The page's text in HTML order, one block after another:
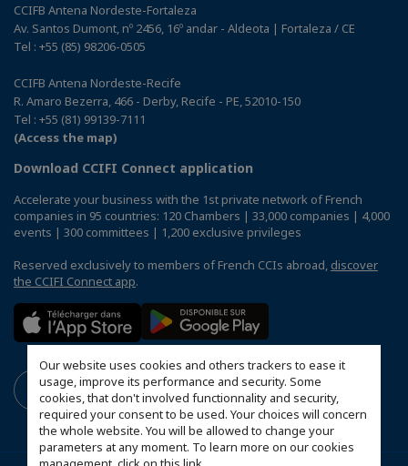
Our website uses cookies and others trackers to ease it
usage, improve its performance and security. Some
cookies, that don't involved functionnality and security,
required your consent to be used. Your choices will concern
the whole website. You will be allowed to change your
parameters at any moment. To learn more on our cookies
CCIFB Antena Nordeste-Fortaleza
Av. Santos Dumont, nº 2456, 16º andar - Aldeota | Fortaleza / CE
Tel : +55 (85) 98206-0505
CCIFB Antena Nordeste-Recife
R. Amaro Bezerra, 466 - Derby, Recife - PE, 52010-150
Tel : +55 (81) 99139-7111
(Access the map)
Download CCIFI Connect application
Accelerate your business with the 1st private network of French
companies in 95 countries: 120 Chambers | 33,000 companies | 4,000
events | 300 committees | 1,200 exclusive privileges
Reserved exclusively to members of French CCIs abroad, discover
the CCIFI Connect app.